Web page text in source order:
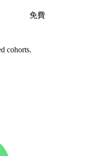
免費
cohorts.